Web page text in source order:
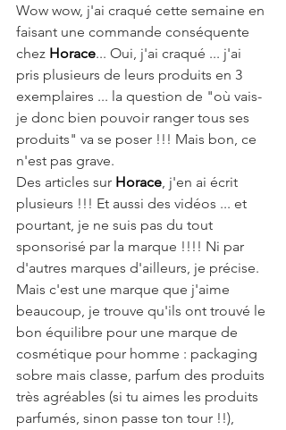
Wow wow, j'ai craqué cette semaine en
faisant une commande conséquente
chez Horace... Oui, j'ai craqué ... j'ai
pris plusieurs de leurs produits en 3
exemplaires ... la question de "où vais-
je donc bien pouvoir ranger tous ses
produits" va se poser !!! Mais bon, ce
n'est pas grave.
Des articles sur Horace, j'en ai écrit
plusieurs !!! Et aussi des vidéos ... et
pourtant, je ne suis pas du tout
sponsorisé par la marque !!!! Ni par
d'autres marques d'ailleurs, je précise.
Mais c'est une marque que j'aime
beaucoup, je trouve qu'ils ont trouvé le
bon équilibre pour une marque de
cosmétique pour homme : packaging
sobre mais classe, parfum des produits
très agréables (si tu aimes les produits
parfumés, sinon passe ton tour !!),